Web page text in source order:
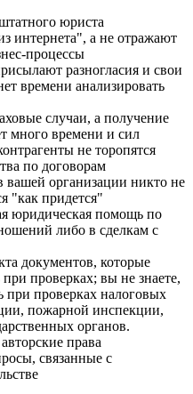
юриста
интернета", а не отражают
процессы
разногласия и свои
времени анализировать
случаи, а получение
много времени и сил
не торопятся
по договорам
организации никто не
"как придется"
юридическая помощь по
либо в сделкам с
документов, которые
проверках; вы не знаете,
при проверках налоговых
пожарной инспекции,
органов.
права
связанные с